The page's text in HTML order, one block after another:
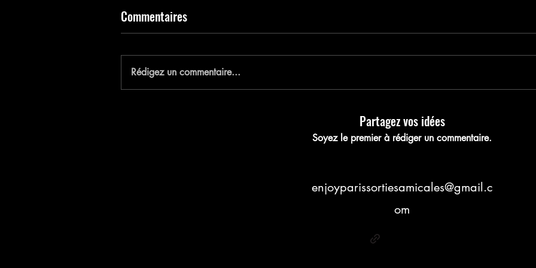
Enregistrez votre
Commentaires
Rédigez un commentaire...
Partagez vos idées
Soyez le premier à rédiger un commentaire.
enjoyparissortiesamicales@gmail.c
om